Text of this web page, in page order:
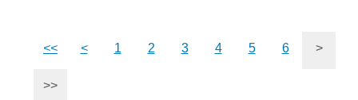
<< < 1 2 3 4 5 6 >
>>